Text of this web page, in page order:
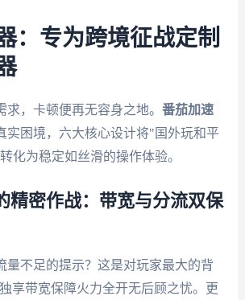
：专为跨境征战定制
求，卡顿便再无容身之地。 番茄加速
实困境，六大核心设计将"国外玩和平
化为稳定如丝滑的操作体验。
精密作战：带宽与分流双保
量不足的提示？这是对玩家最大的背
享带宽保障火力全开无后顾之忧。更